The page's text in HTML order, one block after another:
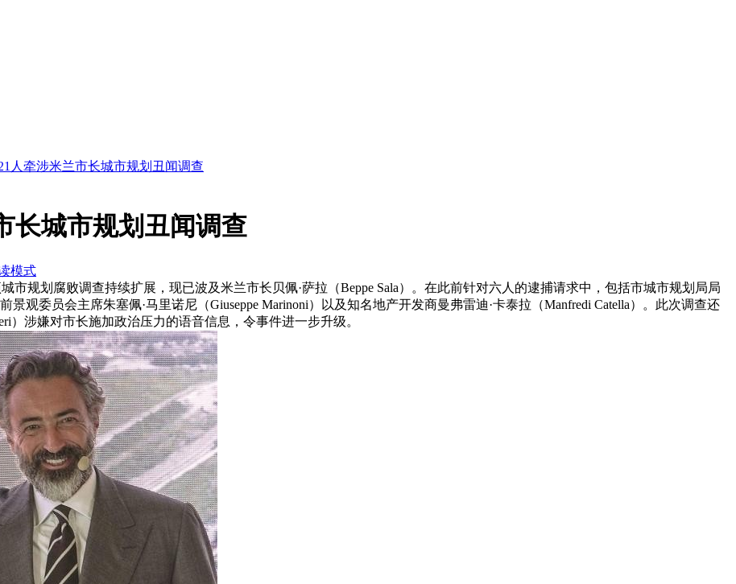
人牵涉米兰市长城市规划丑闻调查
长城市规划丑闻调查
模式
市规划腐败调查持续扩展，现已波及米兰市长贝佩·萨拉（Beppe Sala）。在此前针对六人的逮捕请求中，包括市城市规划局局
景观委员会主席朱塞佩·马里诺尼（Giuseppe Marinoni）以及知名地产开发商曼弗雷迪·卡泰拉（Manfredi Catella）。此次调查还
）涉嫌对市长施加政治压力的语音信息，令事件进一步升级。